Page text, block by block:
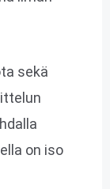
sekä
on iso